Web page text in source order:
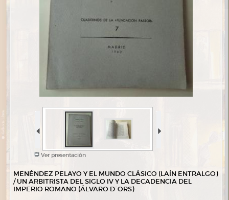
Ver presentación
MENÉNDEZ PELAYO Y EL MUNDO CLÁSICO (LAÍN ENTRALGO)
/ UN ARBITRISTA DEL SIGLO IV Y LA DECADENCIA DEL
IMPERIO ROMANO (ÁLVARO D´ORS)